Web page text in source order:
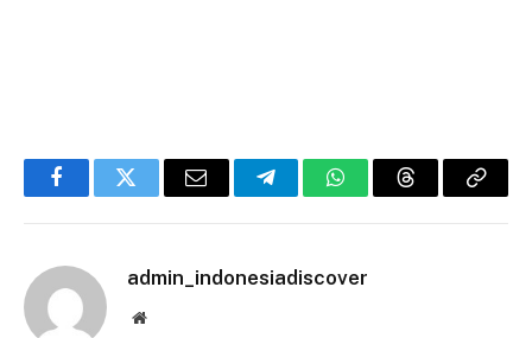
FacebookTwitter Email TelegramWhatsAppThreadsCopy
admin_indonesiadiscover
Website